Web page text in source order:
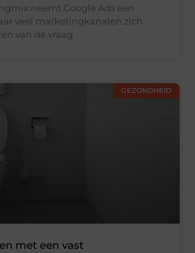
neemt Google Ads een
veel marketingkanalen zich
van de vraag
GEZONDHEID
met een vast